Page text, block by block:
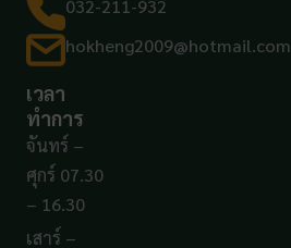
032-211-932
hokheng2009@hotmail.com
เวลา
ทำการ
จันทร์ –
ศุกร์ 07.30
– 16.30
เสาร์ –